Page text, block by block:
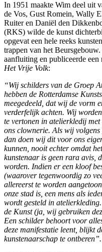
In 1951 maakte Wim deel uit
de Vos, Gust Romein, Wally
Ruiter en Daniël den
(RKS) wilde de kunst
opgevat een hele reeks
trappen van het
aanfluiting en publiceerde
Het Vrije Volk:
“Wij schilders van de Groep
hebben de Rotterdamse
meegedeeld, dat wij de vorm
verderfelijk achten. Wij
te vertonen in atelierkledij
ons clownerie. Als wij volgens
dan doen wij dit voor ons
kunnen, nooit echter omdat
kunstenaar is geen rara avis,
worden. Indien er een kloof
(waarover tegenwoordig zo
allereerst te worden
onze stad is, een mens als
wordt gesteld in
de Kunst (ja, wij gebruiken
Een schilder behoort voor
deze manifestatie leent, blijkt
kunstenaarschap te ontberen”.